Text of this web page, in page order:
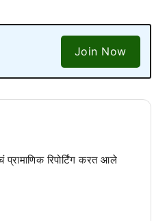
Join Now
रिपोर्टिंग करत आले